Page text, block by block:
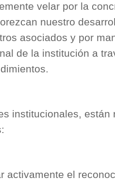
velar por la
nuestro
asociados y por
de la institución a
institucionales, están
activamente el